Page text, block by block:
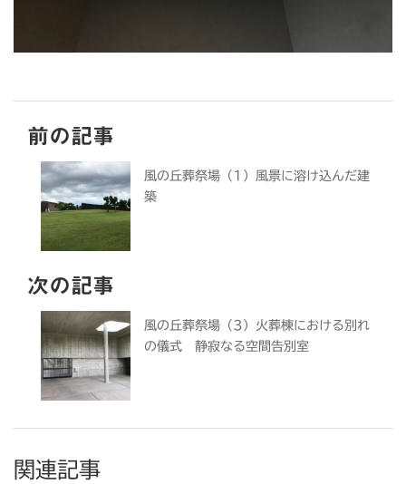
前の記事
風の丘葬祭場（1）風景に溶け込んだ建
築
次の記事
風の丘葬祭場（3）火葬棟における別れ
の儀式 静寂なる空間告別室
関連記事